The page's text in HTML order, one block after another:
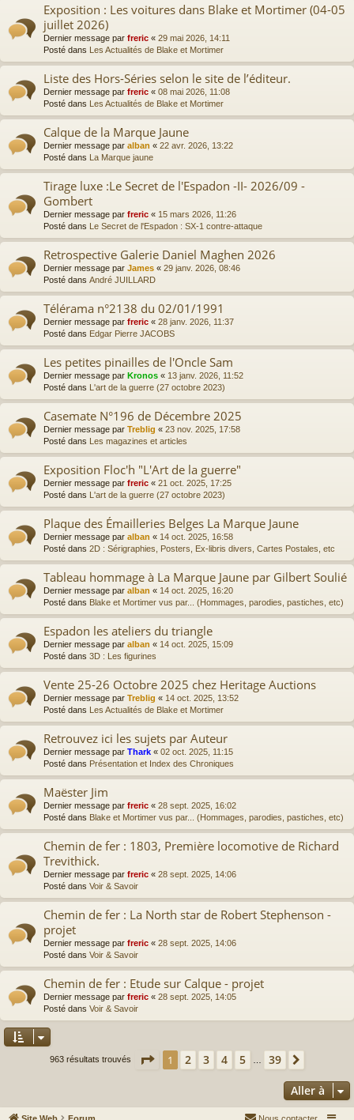
Exposition : Les voitures dans Blake et Mortimer (04-05
juillet 2026)
Dernier message par freric « 29 mai 2026, 14:11
Posté dans Les Actualités de Blake et Mortimer
Liste des Hors-Séries selon le site de l’éditeur.
Dernier message par freric « 08 mai 2026, 11:08
Posté dans Les Actualités de Blake et Mortimer
Calque de la Marque Jaune
Dernier message par alban « 22 avr. 2026, 13:22
Posté dans La Marque jaune
Tirage luxe :Le Secret de l'Espadon -II- 2026/09 -
Gombert
Dernier message par freric « 15 mars 2026, 11:26
Posté dans Le Secret de l'Espadon : SX-1 contre-attaque
Retrospective Galerie Daniel Maghen 2026
Dernier message par James « 29 janv. 2026, 08:46
Posté dans André JUILLARD
Télérama n°2138 du 02/01/1991
Dernier message par freric « 28 janv. 2026, 11:37
Posté dans Edgar Pierre JACOBS
Les petites pinailles de l'Oncle Sam
Dernier message par Kronos « 13 janv. 2026, 11:52
Posté dans L'art de la guerre (27 octobre 2023)
Casemate N°196 de Décembre 2025
Dernier message par Treblig « 23 nov. 2025, 17:58
Posté dans Les magazines et articles
Exposition Floc'h "L'Art de la guerre"
Dernier message par freric « 21 oct. 2025, 17:25
Posté dans L'art de la guerre (27 octobre 2023)
Plaque des Émailleries Belges La Marque Jaune
Dernier message par alban « 14 oct. 2025, 16:58
Posté dans 2D : Sérigraphies, Posters, Ex-libris divers, Cartes Postales, etc
Tableau hommage à La Marque Jaune par Gilbert Soulié
Dernier message par alban « 14 oct. 2025, 16:20
Posté dans Blake et Mortimer vus par... (Hommages, parodies, pastiches, etc)
Espadon les ateliers du triangle
Dernier message par alban « 14 oct. 2025, 15:09
Posté dans 3D : Les figurines
Vente 25-26 Octobre 2025 chez Heritage Auctions
Dernier message par Treblig « 14 oct. 2025, 13:52
Posté dans Les Actualités de Blake et Mortimer
Retrouvez ici les sujets par Auteur
Dernier message par Thark « 02 oct. 2025, 11:15
Posté dans Présentation et Index des Chroniques
Maëster Jim
Dernier message par freric « 28 sept. 2025, 16:02
Posté dans Blake et Mortimer vus par... (Hommages, parodies, pastiches, etc)
Chemin de fer : 1803, Première locomotive de Richard
Trevithick.
Dernier message par freric « 28 sept. 2025, 14:06
Posté dans Voir & Savoir
Chemin de fer : La North star de Robert Stephenson -
projet
Dernier message par freric « 28 sept. 2025, 14:06
Posté dans Voir & Savoir
Chemin de fer : Etude sur Calque - projet
Dernier message par freric « 28 sept. 2025, 14:05
Posté dans Voir & Savoir
963 résultats trouvés Page 1 sur 39
1 2 3 4 5 39
Aller à